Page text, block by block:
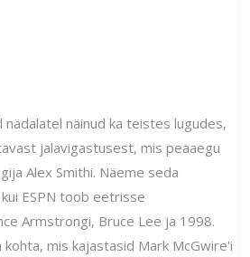
näinud ka teistes lugudes,
jalavigastusest, mis peaaegu
Alex Smithi. Näeme seda
ESPN toob eetrisse
Armstrongi, Bruce Lee ja 1998.
mis kajastasid Mark McGwire'i